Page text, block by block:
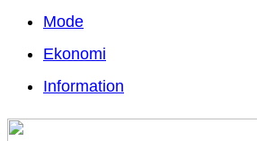
Mode
Ekonomi
Information